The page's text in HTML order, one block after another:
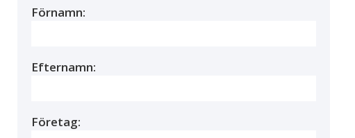
Förnamn:
Efternamn:
Företag: